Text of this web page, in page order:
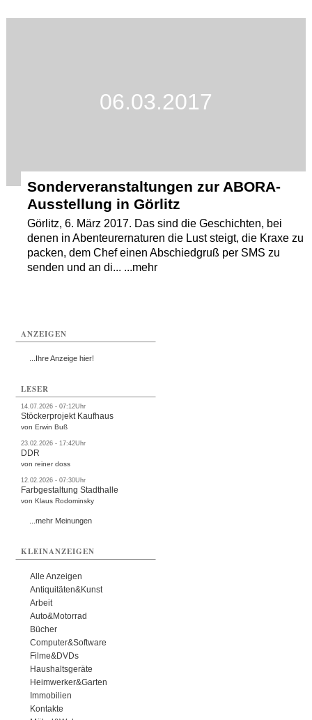
06.03.2017
Sonderveranstaltungen zur ABORA-
Ausstellung in Görlitz
Görlitz, 6. März 2017. Das sind die Geschichten, bei
denen in Abenteurernaturen die Lust steigt, die Kraxe zu
packen, dem Chef einen Abschiedgruß per SMS zu
senden und an di... ...mehr
ANZEIGEN
...Ihre Anzeige hier!
LESER
14.07.2026 - 07:12Uhr
Stöckerprojekt Kaufhaus
von Erwin Buß
23.02.2026 - 17:42Uhr
DDR
von reiner doss
12.02.2026 - 07:30Uhr
Farbgestaltung Stadthalle
von Klaus Rodominsky
...mehr Meinungen
KLEINANZEIGEN
Alle Anzeigen
Antiquitäten&Kunst
Arbeit
Auto&Motorrad
Bücher
Computer&Software
Filme&DVDs
Haushaltsgeräte
Heimwerker&Garten
Immobilien
Kontakte